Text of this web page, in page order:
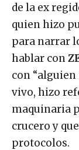
de la ex
quien hizo
para narrar
hablar con
con “alguien
vivo, hizo
maquinaria
crucero y
protocolos.